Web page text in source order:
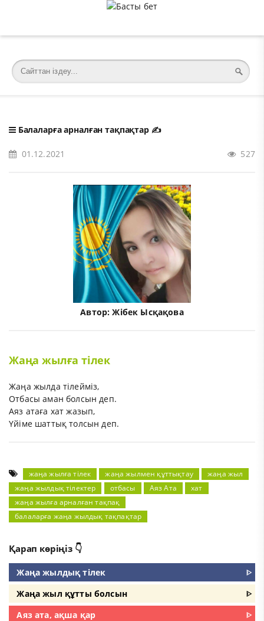
Балаларға арналған тақпақтар✍️
01.12.2021 527
Автор:Жібек Ысқақова
Жаңа жылға тілек
Жаңа жылда тілейміз,
Отбасы аман болсын деп.
Аяз атаға хат жазып,
Үйіме шаттық толсын деп.
жаңа жылға тілек жаңа жылмен құттықтау
жаңа жыл
жаңа жылдық тілектер
отбасы Аяз Ата
хат
жаңа жылға арналған тақпақ
балаларға жаңа жылдық тақпақтар
Қарап көріңіз 👇
Жаңа жылдық тілек
ᐈ
Жаңа жыл құтты болсын
ᐈ
Аяз ата, ақша қар
ᐈ